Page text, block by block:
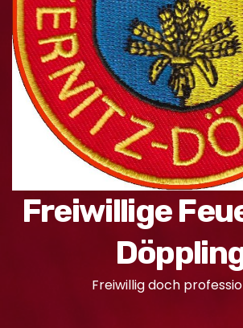
Freiwillige
Freiwillig doch